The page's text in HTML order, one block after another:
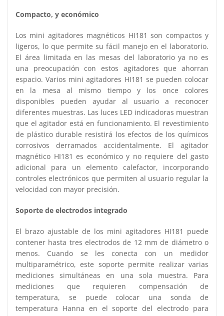
Compacto, y económico
Los mini agitadores magnéticos HI181 son compactos y
ligeros, lo que permite su fácil manejo en el laboratorio.
El área limitada en las mesas del laboratorio ya no es
una preocupación con estos agitadores que ahorran
espacio. Varios mini agitadores HI181 se pueden colocar
en la mesa al mismo tiempo y los once colores
disponibles pueden ayudar al usuario a reconocer
diferentes muestras. Las luces LED indicadoras muestran
que el agitador está en funcionamiento. El revestimiento
de plástico durable resistirá los efectos de los químicos
corrosivos derramados accidentalmente. El agitador
magnético HI181 es económico y no requiere del gasto
adicional para un elemento calefactor, incorporando
controles electrónicos que permiten al usuario regular la
velocidad con mayor precisión.
Soporte de electrodos integrado
El brazo ajustable de los mini agitadores HI181 puede
contener hasta tres electrodos de 12 mm de diámetro o
menos. Cuando se les conecta con un medidor
multiparamétrico, este soporte permite realizar varias
mediciones simultáneas en una sola muestra. Para
mediciones que requieren compensación de
temperatura, se puede colocar una sonda de
temperatura Hanna en el soporte del electrodo para